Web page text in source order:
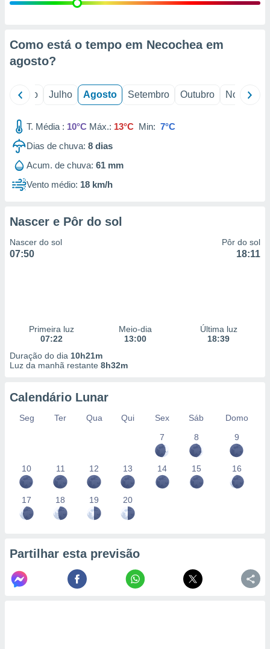
estudos
1199
Como está o tempo em Necochea em
agosto?
Junho Julho Agosto Setembro Outubro Novembro
T. Média : 10°C Máx.: 13°C Min: 7°C
Dias de chuva: 8 dias
Acum. de chuva: 61 mm
Vento médio: 18 km/h
Nascer e Pôr do sol
Nascer do sol
07:50
Pôr do sol
18:11
Primeira luz
07:22
Meio-dia
13:00
Última luz
18:39
Duração do dia 10h21m
Luz da manhã restante 8h32m
Calendário Lunar
Seg Ter Qua Qui Sex Sáb
Domo
7
8 9
10 11 12 13 14 15 16
17 18 19 20
Partilhar esta previsão